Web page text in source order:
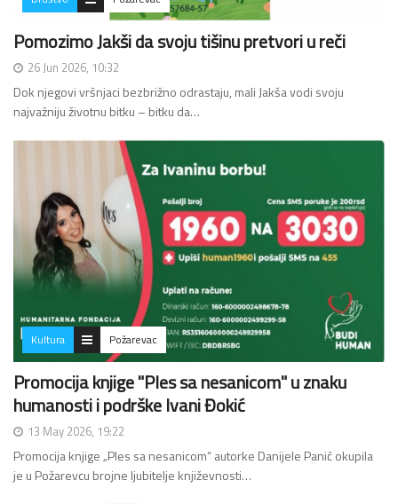
Pomozimo Jakši da svoju tišinu pretvori u reči
26 Jun 2026, 10:32
Dok njegovi vršnjaci bezbrižno odrastaju, mali Jakša vodi svoju
najvažniju životnu bitku – bitku da…
Kultura Požarevac
Promocija knjige "Ples sa nesanicom" u znaku
humanosti i podrške Ivani Đokić
13 May 2026, 19:22
Promocija knjige „Ples sa nesanicom“ autorke Danijele Panić okupila
je u Požarevcu brojne ljubitelje književnosti…